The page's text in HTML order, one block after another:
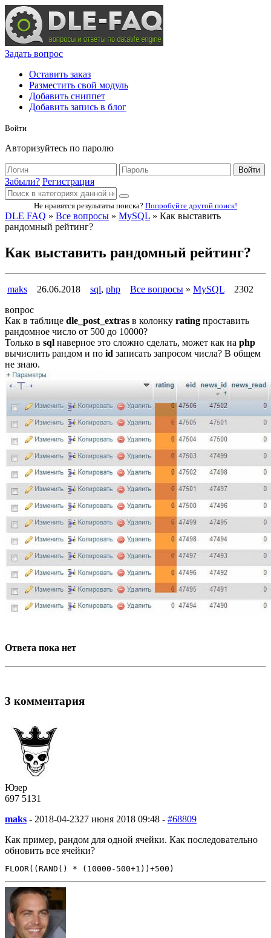
Задать вопрос
Оставить заказ
Разместить свой модуль
Добавить сниппет
Добавить запись в блог
Войти
Авторизуйтесь по паролю
Войти
Забыли? Регистрация
Не нравятся результаты поиска? Попробуйте другой поиск!
DLE FAQ » Все вопросы » MySQL » Как выставить
рандомный рейтинг?
Как выставить рандомный рейтинг?
maks 26.06.2018 sql, php Все вопросы » MySQL
2302
вопрос
Как в таблице dle_post_extras в колонку rating проставить
рандомное число от 500 до 10000?
Только в sql наверное это сложно сделать, может как на php
вычислить рандом и по id записать запросом числа? В общем
не знаю.
Ответа пока нет
3 комментария
Юзер
697 5131
maks - 2018-04-2327 июня 2018 09:48 - #68809
Как пример, рандом для одной ячейки. Как последовательно
обновить все ячейки?
FLOOR((RAND() * (10000-500+1))+500)